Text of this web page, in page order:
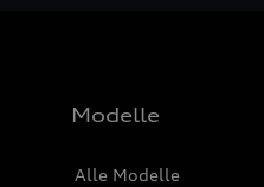
Modelle
Alle Modelle